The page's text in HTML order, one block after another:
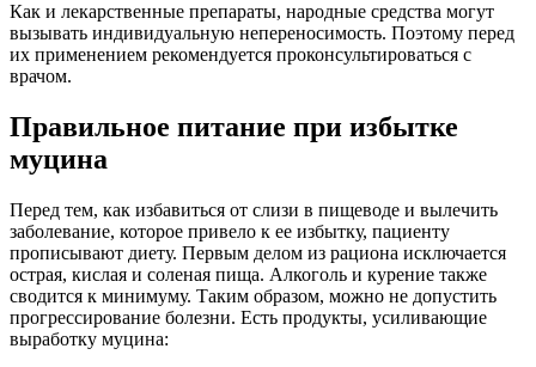
Как и лекарственные препараты, народные средства могут
вызывать индивидуальную непереносимость. Поэтому перед
их применением рекомендуется проконсультироваться с
врачом.
Правильное питание при избытке
муцина
Перед тем, как избавиться от слизи в пищеводе и вылечить
заболевание, которое привело к ее избытку, пациенту
прописывают диету. Первым делом из рациона исключается
острая, кислая и соленая пища. Алкоголь и курение также
сводится к минимуму. Таким образом, можно не допустить
прогрессирование болезни. Есть продукты, усиливающие
выработку муцина: